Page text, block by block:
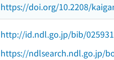
https://doi.org/10.2208/
http://id.ndl.go.jp/bib/
https://ndlsearch.ndl.go.jp/